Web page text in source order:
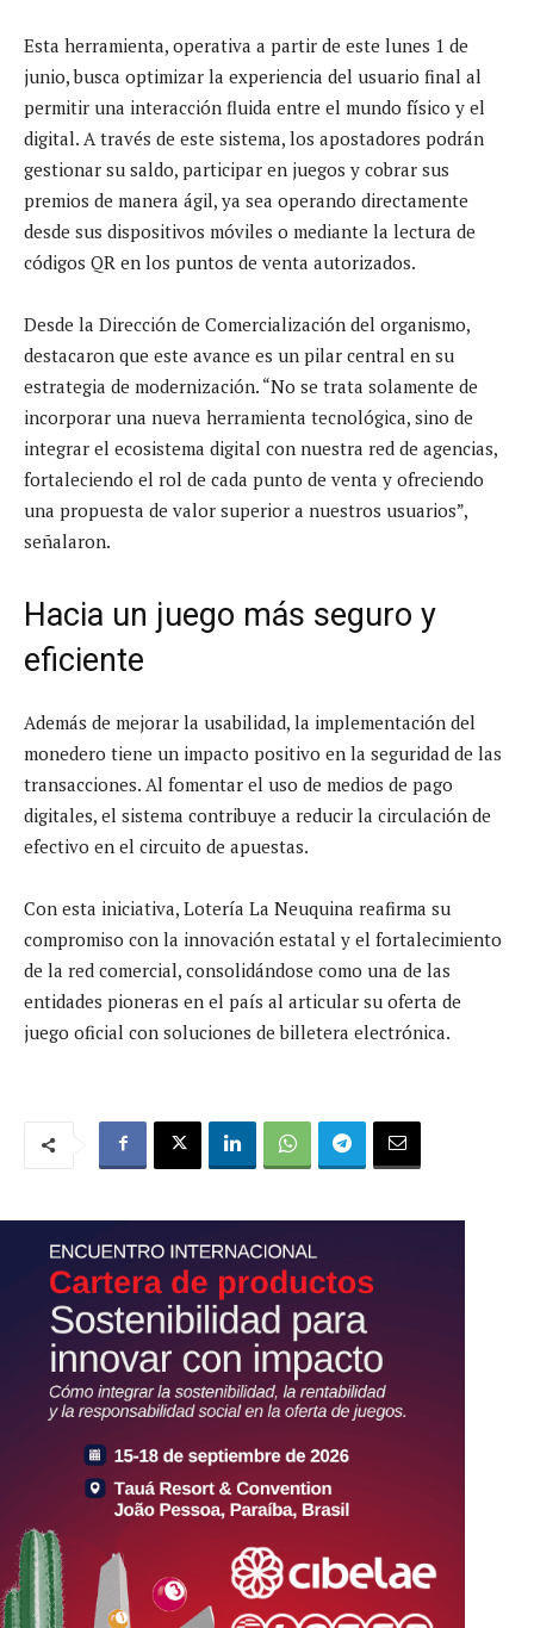
Esta herramienta, operativa a partir de este lunes 1 de
junio, busca optimizar la experiencia del usuario final al
permitir una interacción fluida entre el mundo físico y el
digital. A través de este sistema, los apostadores podrán
gestionar su saldo, participar en juegos y cobrar sus
premios de manera ágil, ya sea operando directamente
desde sus dispositivos móviles o mediante la lectura de
códigos QR en los puntos de venta autorizados.
Desde la Dirección de Comercialización del organismo,
destacaron que este avance es un pilar central en su
estrategia de modernización. “No se trata solamente de
incorporar una nueva herramienta tecnológica, sino de
integrar el ecosistema digital con nuestra red de agencias,
fortaleciendo el rol de cada punto de venta y ofreciendo
una propuesta de valor superior a nuestros usuarios”,
señalaron.
Hacia un juego más seguro y
eficiente
Además de mejorar la usabilidad, la implementación del
monedero tiene un impacto positivo en la seguridad de las
transacciones. Al fomentar el uso de medios de pago
digitales, el sistema contribuye a reducir la circulación de
efectivo en el circuito de apuestas.
Con esta iniciativa, Lotería La Neuquina reafirma su
compromiso con la innovación estatal y el fortalecimiento
de la red comercial, consolidándose como una de las
entidades pioneras en el país al articular su oferta de
juego oficial con soluciones de billetera electrónica.